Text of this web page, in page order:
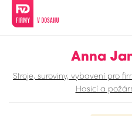
Anna
Stroje, suroviny, vybavení pro
Hasicí a